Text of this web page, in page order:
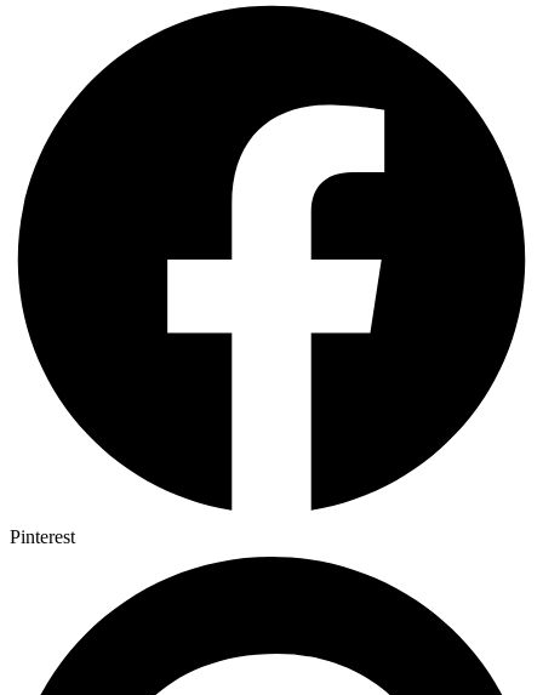
Pinterest